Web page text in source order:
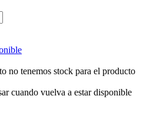
no tenemos stock para el producto
cuando vuelva a estar disponible